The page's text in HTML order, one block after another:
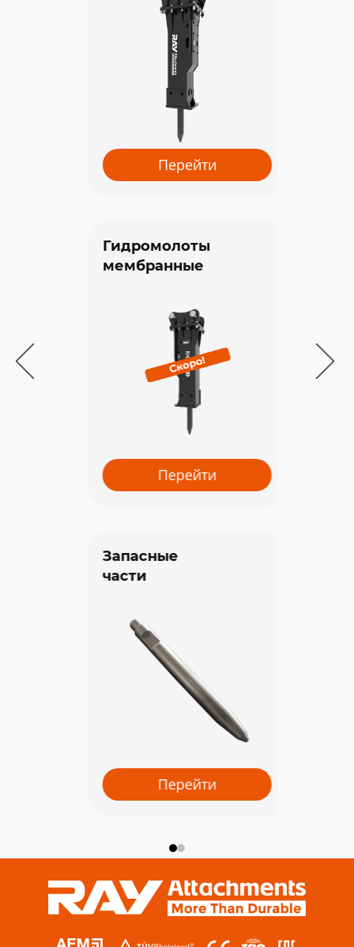
Перейти
Гидромолоты
мембранные
Перейти
Запасные
части
Перейти